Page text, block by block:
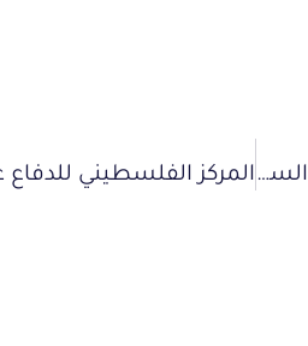
في يوم الوفاء للصحفي الفلسطيني.. أكثر من ٤٥ صحفياً معتقلاً في السجون الإسرائيلية في محاولة ممنهجة لإسكات الحقيقة